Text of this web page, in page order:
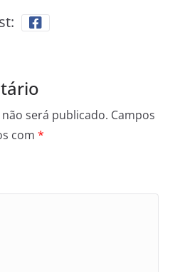
será publicado. Campos
com *